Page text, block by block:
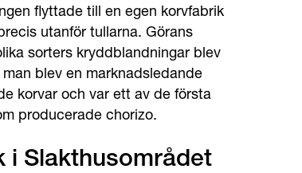
flyttade till en egen korvfabrik
utanför tullarna. Görans
sorters kryddblandningar blev
blev en marknadsledande
korvar och var ett av de första
producerade chorizo.
i Slakthusområdet